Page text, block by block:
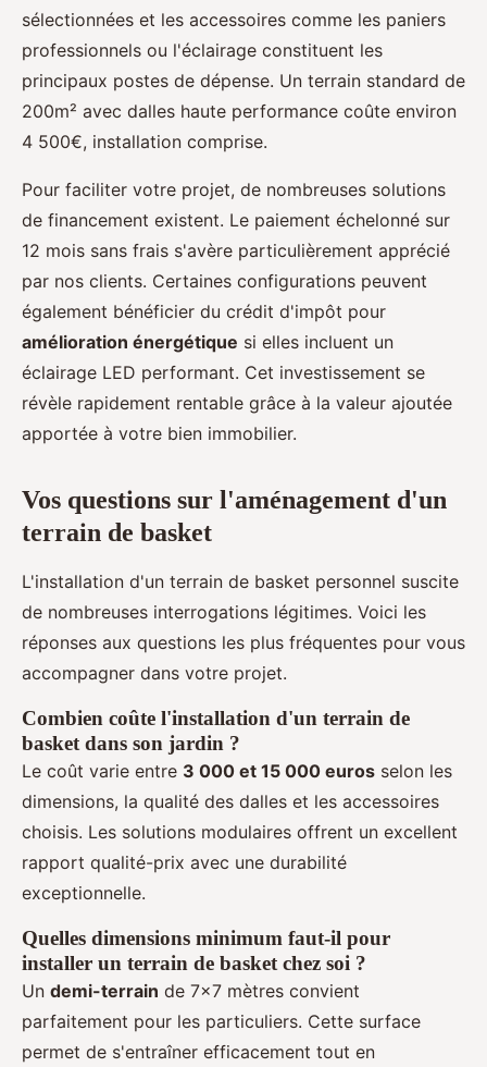
sélectionnées et les accessoires comme les paniers
professionnels ou l'éclairage constituent les
principaux postes de dépense. Un terrain standard de
200m² avec dalles haute performance coûte environ
4 500€, installation comprise.
Pour faciliter votre projet, de nombreuses solutions
de financement existent. Le paiement échelonné sur
12 mois sans frais s'avère particulièrement apprécié
par nos clients. Certaines configurations peuvent
également bénéficier du crédit d'impôt pour
amélioration énergétique si elles incluent un
éclairage LED performant. Cet investissement se
révèle rapidement rentable grâce à la valeur ajoutée
apportée à votre bien immobilier.
Vos questions sur l'aménagement d'un
terrain de basket
L'installation d'un terrain de basket personnel suscite
de nombreuses interrogations légitimes. Voici les
réponses aux questions les plus fréquentes pour vous
accompagner dans votre projet.
Combien coûte l'installation d'un terrain de
basket dans son jardin ?
Le coût varie entre 3 000 et 15 000 euros selon les
dimensions, la qualité des dalles et les accessoires
choisis. Les solutions modulaires offrent un excellent
rapport qualité-prix avec une durabilité
exceptionnelle.
Quelles dimensions minimum faut-il pour
installer un terrain de basket chez soi ?
Un demi-terrain de 7x7 mètres convient
parfaitement pour les particuliers. Cette surface
permet de s'entraîner efficacement tout en